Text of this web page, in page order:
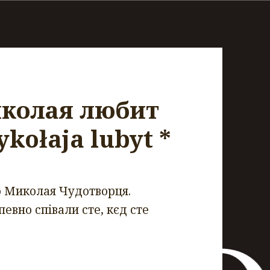
любит
lubyt *
Миколая Чудотворця.
співали сте, кєд сте